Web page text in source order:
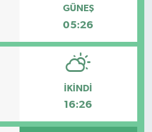
GÜNEŞ
05:26
İKINDI
16:26